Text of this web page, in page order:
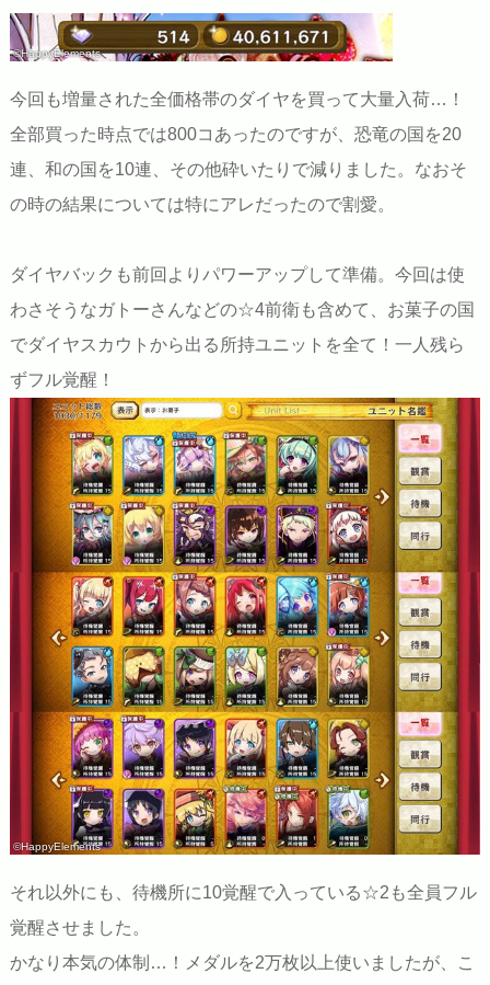
©HappyElements
今回も増量された全価格帯のダイヤを買って大量入荷…！
全部買った時点では800コあったのですが、恐竜の国を20
連、和の国を10連、その他砕いたりで減りました。なおそ
の時の結果については特にアレだったので割愛。
ダイヤバックも前回よりパワーアップして準備。今回は使
わさそうなガトーさんなどの☆4前衛も含めて、お菓子の国
でダイヤスカウトから出る所持ユニットを全て！一人残ら
ずフル覚醒！
©HappyElements
それ以外にも、待機所に10覚醒で入っている☆2も全員フル
覚醒させました。
かなり本気の体制…！メダルを2万枚以上使いましたが、こ